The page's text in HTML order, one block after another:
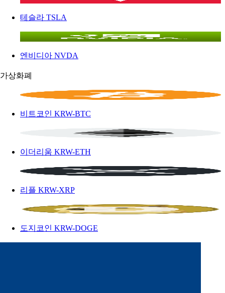
테슬라 TSLA
엔비디아 NVDA
가상화폐
비트코인 KRW-BTC
이더리움 KRW-ETH
리플 KRW-XRP
도지코인 KRW-DOGE